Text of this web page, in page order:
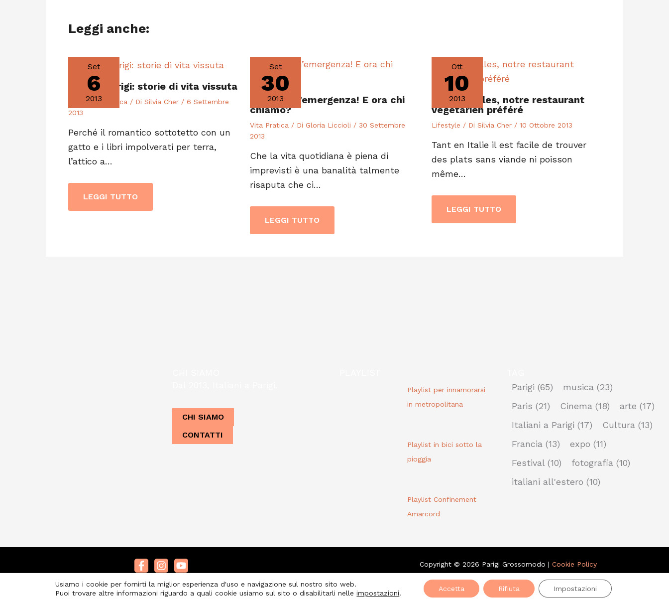
Leggi anche:
Set
6
2013
Casa a Parigi: storie di vita vissuta
,Vita Pratica / Di Silvia Cher / 6 Settembre
2013
Perché il romantico sottotetto con un
gatto e i libri impolverati per terra,
l’attico a…
LEGGI TUTTO
Set
30
2013
Aiuto è un’emergenza! E ora chi
chiamo?
Vita Pratica / Di Gloria Liccioli / 30 Settembre
2013
Che la vita quotidiana è piena di
imprevisti è una banalità talmente
risaputa che ci…
LEGGI TUTTO
Ott
10
2013
Veget’ Halles, notre restaurant
végétarien préféré
Lifestyle / Di Silvia Cher / 10 Ottobre 2013
Tant en Italie il est facile de trouver
des plats sans viande ni poisson
même…
LEGGI TUTTO
CHI SIAMO
CONTATTI
Playlist per innamorarsi
in metropolitana
Playlist in bici sotto la
pioggia
Playlist Confinement
Amarcord
Parigi (65) musica (23)
Paris (21) Cinema (18) arte (17)
Italiani a Parigi (17) Cultura (13)
Francia (13) expo (11)
Festival (10) fotografia (10)
italiani all'estero (10)
Copyright © 2026 Parigi Grossomodo | Cookie Policy
Usiamo i cookie per fornirti la miglior esperienza d'uso e navigazione sul nostro sito web.
Puoi trovare altre informazioni riguardo a quali cookie usiamo sul sito o disabilitarli nelleimpostazioni.
Accetta Rifiuta Impostazioni